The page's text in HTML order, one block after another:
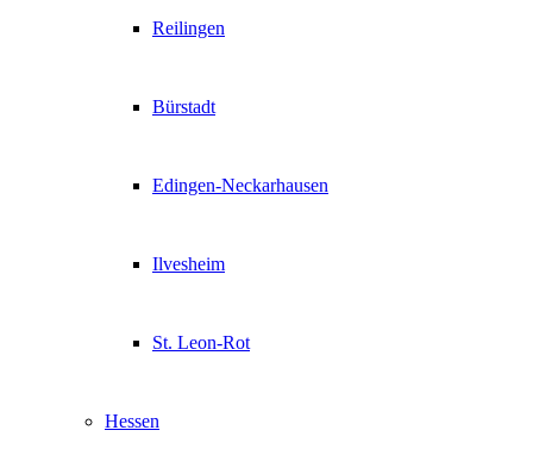
Reilingen
Bürstadt
Edingen-Neckarhausen
Ilvesheim
St. Leon-Rot
Hessen